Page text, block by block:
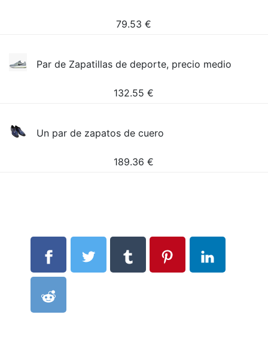
79.53 €
Par de Zapatillas de deporte, precio medio
132.55 €
Un par de zapatos de cuero
189.36 €